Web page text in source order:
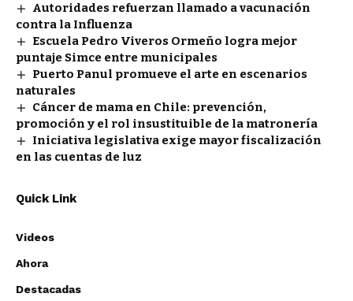
Autoridades refuerzan llamado a vacunación
contra la Influenza
Escuela Pedro Viveros Ormeño logra mejor
puntaje Simce entre municipales
Puerto Panul promueve el arte en escenarios
naturales
Cáncer de mama en Chile: prevención,
promoción y el rol insustituible de la matronería
Iniciativa legislativa exige mayor fiscalización
en las cuentas de luz
Quick Link
Videos
Ahora
Destacadas